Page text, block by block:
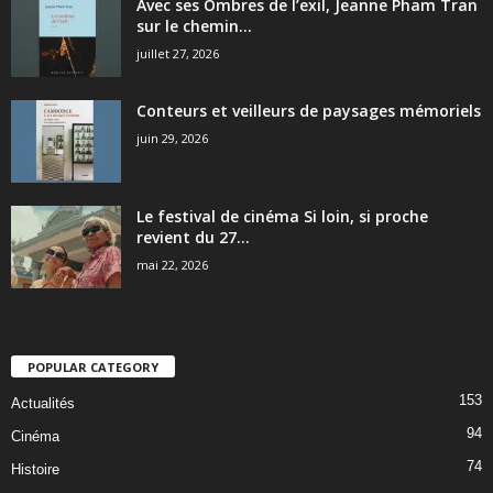
Avec ses Ombres de l’exil, Jeanne Pham Tran
sur le chemin...
juillet 27, 2026
Conteurs et veilleurs de paysages mémoriels
juin 29, 2026
Le festival de cinéma Si loin, si proche
revient du 27...
mai 22, 2026
POPULAR CATEGORY
Actualités 153
Cinéma 94
Histoire
74